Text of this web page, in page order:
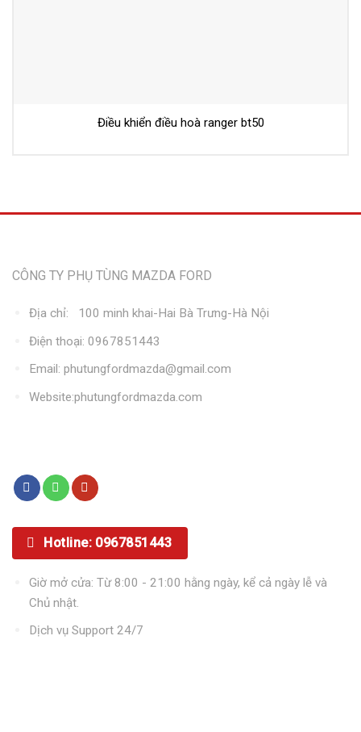
Điều khiển điều hoà ranger bt50
CÔNG TY PHỤ TÙNG MAZDA FORD
Địa chỉ: 100 minh khai-Hai Bà Trưng-Hà Nội
Điện thoại: 0967851443
Email: phutungfordmazda@gmail.com
Website:phutungfordmazda.com
Hotline: 0967851443
Giờ mở cửa: Từ 8:00 - 21:00 hằng ngày, kể cả ngày lễ và
Chủ nhật.
Dịch vụ Support 24/7